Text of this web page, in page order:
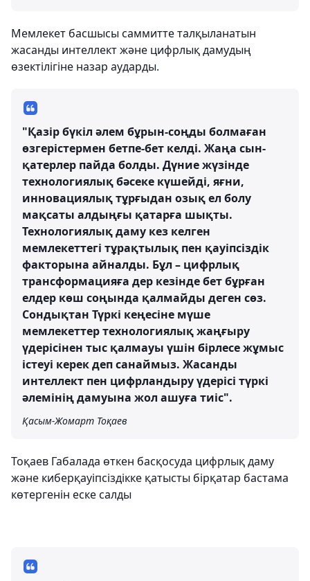
Мемлекет басшысы саммитте талқыланатын
жасанды интеллект және цифрлық дамудың
өзектілігіне назар аударды.
"Қазір бүкіл әлем бұрын-соңды болмаған
өзгерістермен бетпе-бет келді. Жаңа сын-
қатерлер пайда болды. Дүние жүзінде
технологиялық бәсеке күшейді, яғни,
инновациялық тұрғыдан озық ел болу
мақсаты алдыңғы қатарға шықты.
Технологиялық даму кез келген
мемлекеттегі тұрақтылық пен қауіпсіздік
факторына айналды. Бұл – цифрлық
трансформацияға дер кезінде бет бұрған
елдер көш соңында қалмайды деген сөз.
Сондықтан Түркі кеңесіне мүше
мемлекеттер технологиялық жаңғыру
үдерісінен тыс қалмауы үшін бірлесе жұмыс
істеуі керек деп санаймыз. Жасанды
интеллект пен цифрландыру үдерісі түркі
әлемінің дамуына жол ашуға тиіс".
Қасым-Жомарт Тоқаев
Тоқаев Габалада өткен басқосуда цифрлық даму
және киберқауіпсіздікке қатысты бірқатар бастама
көтергенін еске салды